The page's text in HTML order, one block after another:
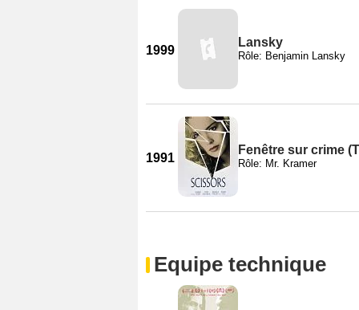
1999
Lansky
Rôle: Benjamin Lansky
1991
Fenêtre sur crime
Rôle: Mr. Kramer
Equipe technique